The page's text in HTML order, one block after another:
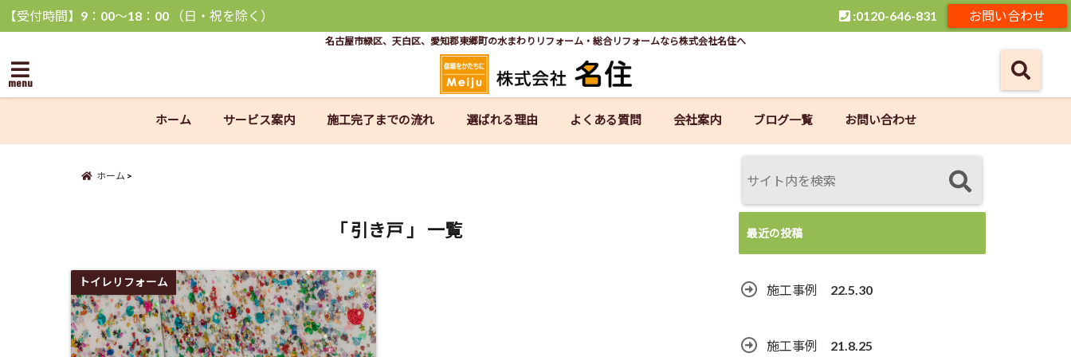
【受付時間】9：00〜18：00 （日・祝を除く） お問い合わせ
:0120-646-831
名古屋市緑区、天白区、愛知郡東郷町の水まわりリフォーム・総合リフォームなら株式会社名住へ
menu
ホーム サービス案内 施工完了までの流れ 選ばれる理由 よくある質問 会社案内 ブログ一覧 お問い合わせ
ホーム
「 引き戸 」 一覧
トイレリフォーム
最近の投稿
施工事例 22.5.30
施工事例 21.8.25